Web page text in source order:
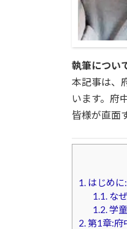
執筆につい
本記事は、
います。府
皆様が直面
1. はじめ
1.1.な
1.2.学
2.第1章:府